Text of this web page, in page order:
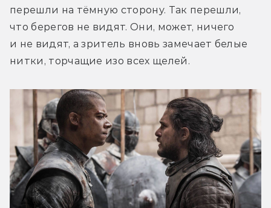
перешли на тёмную сторону. Так перешли,
что берегов не видят. Они, может, ничего
и не видят, а зритель вновь замечает белые
нитки, торчащие изо всех щелей.